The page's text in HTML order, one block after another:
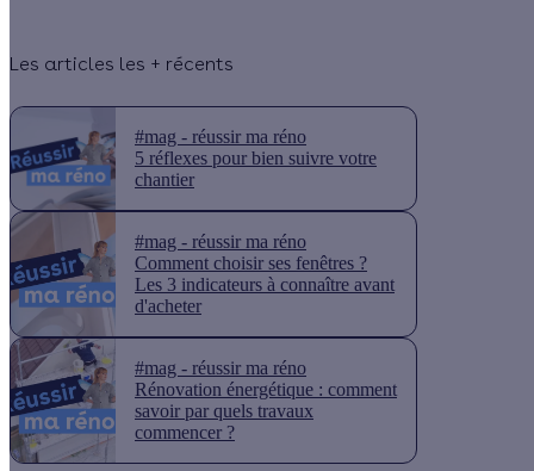
Les articles les + récents
#mag - réussir ma réno
5 réflexes pour bien suivre votre
chantier
#mag - réussir ma réno
Comment choisir ses fenêtres ?
Les 3 indicateurs à connaître avant
d'acheter
#mag - réussir ma réno
Rénovation énergétique : comment
savoir par quels travaux
commencer ?